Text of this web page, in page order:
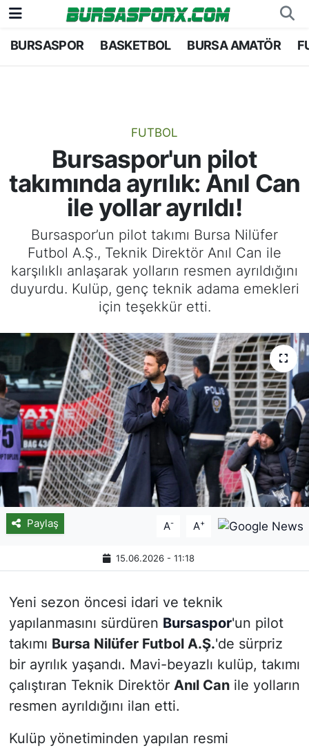
BURSASPOR BASKETBOL BURSA AMATÖR
FUTBOL
Bursaspor'un pilot
takımında ayrılık: Anıl Can
ile yollar ayrıldı!
Bursaspor’un pilot takımı Bursa Nilüfer
Futbol A.Ş., Teknik Direktör Anıl Can ile
karşılıklı anlaşarak yolların resmen ayrıldığını
duyurdu. Kulüp, genç teknik adama emekleri
için teşekkür etti.
Paylaş A- A+
15.06.2026 - 11:18
Yeni sezon öncesi idari ve teknik
yapılanmasını sürdüren Bursaspor'un pilot
takımı Bursa Nilüfer Futbol A.Ş.'de sürpriz
bir ayrılık yaşandı. Mavi-beyazlı kulüp, takımı
çalıştıran Teknik Direktör Anıl Canile yolların
resmen ayrıldığını ilan etti.
Kulüp yönetiminden yapılan resmi
Bursaspor
Bursa Amatör
Hentbol
Voleybol
Genel
Bursa Nöbetçi Eczaneler
Bursa Trafik Yoğunluk Haritası
TFF 1.Lig Puan Durumu ve Fikstür
Tüm Manşetler
Son Dakika Haberleri
Haber Arşivi